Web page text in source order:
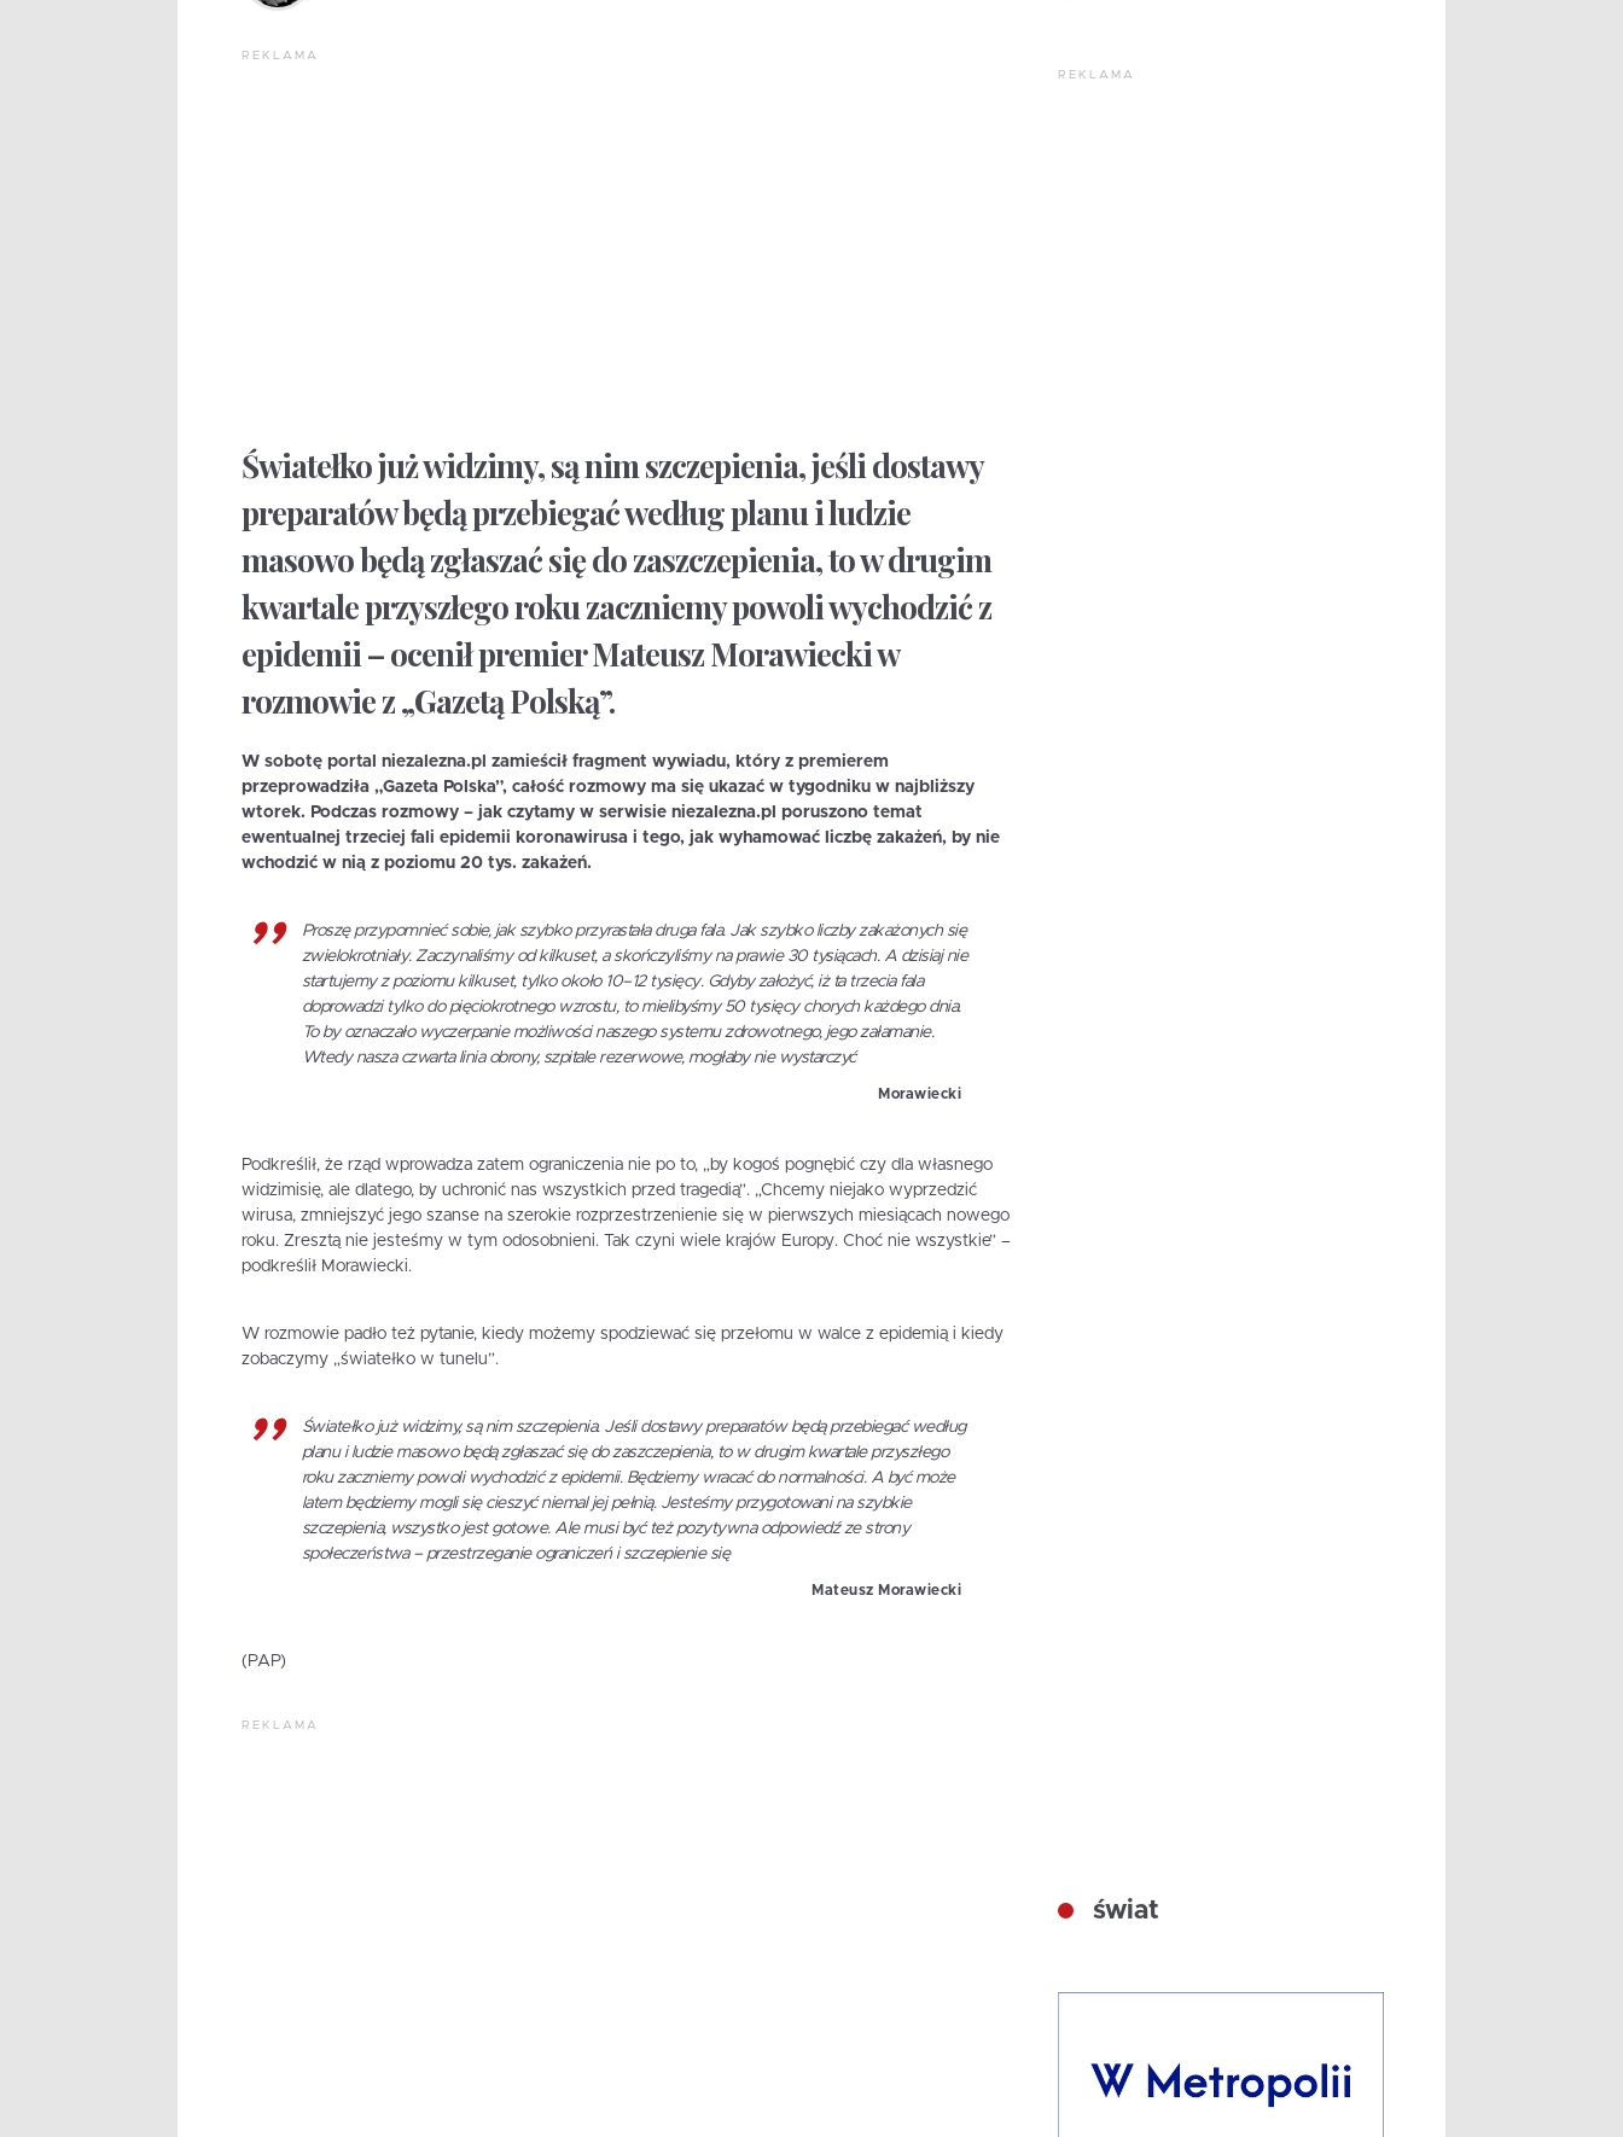
REKLAMA
Światełko już widzimy, są nim szczepienia, jeśli dostawy
preparatów będą przebiegać według planu i ludzie
masowo będą zgłaszać się do zaszczepienia, to w drugim
kwartale przyszłego roku zaczniemy powoli wychodzić z
epidemii – ocenił premier Mateusz Morawiecki w
rozmowie z „Gazetą Polską”.
W sobotę portal niezalezna.pl zamieścił fragment wywiadu, który z premierem
przeprowadziła „Gazeta Polska”, całość rozmowy ma się ukazać w tygodniku w najbliższy
wtorek. Podczas rozmowy – jak czytamy w serwisie niezalezna.pl poruszono temat
ewentualnej trzeciej fali epidemii koronawirusa i tego, jak wyhamować liczbę zakażeń, by nie
wchodzić w nią z poziomu 20 tys. zakażeń.
Proszę przypomnieć sobie, jak szybko przyrastała druga fala. Jak szybko liczby zakażonych się
zwielokrotniały. Zaczynaliśmy od kilkuset, a skończyliśmy na prawie 30 tysiącach. A dzisiaj nie
startujemy z poziomu kilkuset, tylko około 10–12 tysięcy. Gdyby założyć, iż ta trzecia fala
doprowadzi tylko do pięciokrotnego wzrostu, to mielibyśmy 50 tysięcy chorych każdego dnia.
To by oznaczało wyczerpanie możliwości naszego systemu zdrowotnego, jego załamanie.
Wtedy nasza czwarta linia obrony, szpitale rezerwowe, mogłaby nie wystarczyć
Morawiecki
Podkreślił, że rząd wprowadza zatem ograniczenia nie po to, „by kogoś pognębić czy dla własnego
widzimisię, ale dlatego, by uchronić nas wszystkich przed tragedią”. „Chcemy niejako wyprzedzić
wirusa, zmniejszyć jego szanse na szerokie rozprzestrzenienie się w pierwszych miesiącach nowego
roku. Zresztą nie jesteśmy w tym odosobnieni. Tak czyni wiele krajów Europy. Choć nie wszystkie” –
podkreślił Morawiecki.
W rozmowie padło też pytanie, kiedy możemy spodziewać się przełomu w walce z epidemią i kiedy
zobaczymy „światełko w tunelu”.
Światełko już widzimy, są nim szczepienia. Jeśli dostawy preparatów będą przebiegać według
planu i ludzie masowo będą zgłaszać się do zaszczepienia, to w drugim kwartale przyszłego
roku zaczniemy powoli wychodzić z epidemii. Będziemy wracać do normalności. A być może
latem będziemy mogli się cieszyć niemal jej pełnią. Jesteśmy przygotowani na szybkie
szczepienia, wszystko jest gotowe. Ale musi być też pozytywna odpowiedź ze strony
społeczeństwa – przestrzeganie ograniczeń i szczepienie się
Mateusz Morawiecki
(PAP)
REKLAMA
REKLAMA
świat